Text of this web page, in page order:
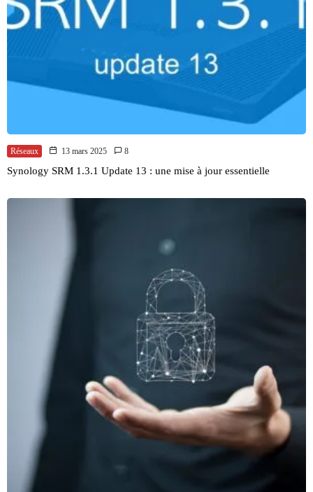
Réseaux 13 mars 2025 8
Synology SRM 1.3.1 Update 13 : une mise à jour essentielle